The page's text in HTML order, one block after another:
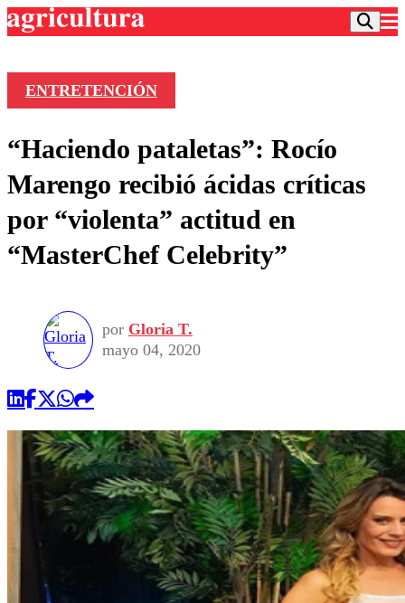
Frecuencias
Agricultura TV
Deportes
Colo Colo
Motor
Torneo Internacional
Torneo Nacional
Entretención
Noticias
Internacional
Nacional
Vida Social
Programas
Comercial
ENTRETENCIÓN
“Haciendo pataletas”: Rocío
Marengo recibió ácidas críticas
por “violenta” actitud en
“MasterChef Celebrity”
por Gloria T.
mayo 04, 2020